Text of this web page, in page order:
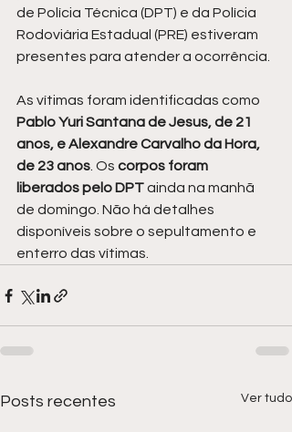
de Polícia Técnica (DPT) e da Polícia
Rodoviária Estadual (PRE) estiveram
presentes para atender a ocorrência.
As vítimas foram identificadas como
Pablo Yuri Santana de Jesus, de 21
anos, e Alexandre Carvalho da Hora,
de 23 anos. Os corpos foram
liberados pelo DPT ainda na manhã
de domingo. Não há detalhes
disponíveis sobre o sepultamento e
enterro das vítimas.
Posts recentes Ver tudo